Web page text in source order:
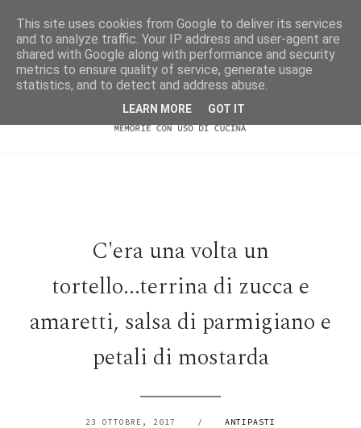
C'era una volta un
tortello...terrina di zucca e
amaretti, salsa di parmigiano e
petali di mostarda
23 OTTOBRE, 2017 / ANTIPASTI
This site uses cookies from Google to deliver its services
and to analyze traffic. Your IP address and user-agent are
shared with Google along with performance and security
metrics to ensure quality of service, generate usage
statistics, and to detect and address abuse.
LEARN MORE GOT IT